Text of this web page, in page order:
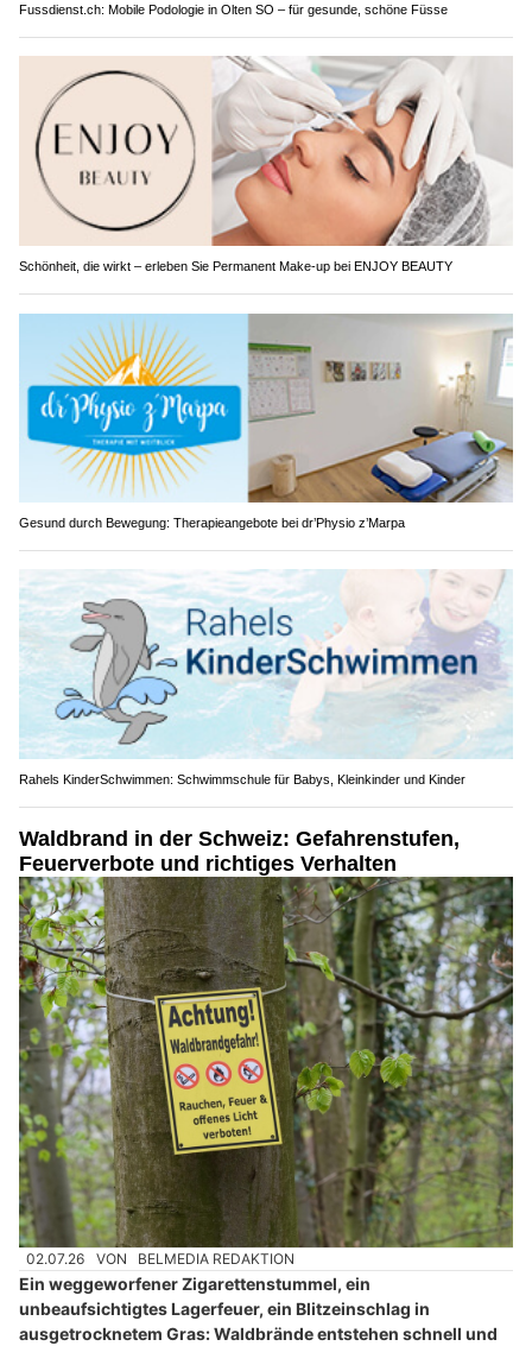
Fussdienst.ch: Mobile Podologie in Olten SO – für gesunde, schöne Füsse
Schönheit, die wirkt – erleben Sie Permanent Make-up bei ENJOY BEAUTY
Gesund durch Bewegung: Therapieangebote bei dr’Physio z’Marpa
Rahels KinderSchwimmen: Schwimmschule für Babys, Kleinkinder und Kinder
Waldbrand in der Schweiz: Gefahrenstufen,
Feuerverbote und richtiges Verhalten
02.07.26 VON BELMEDIA REDAKTION
Ein weggeworfener Zigarettenstummel, ein
unbeaufsichtigtes Lagerfeuer, ein Blitzeinschlag in
ausgetrocknetem Gras: Waldbrände entstehen schnell und